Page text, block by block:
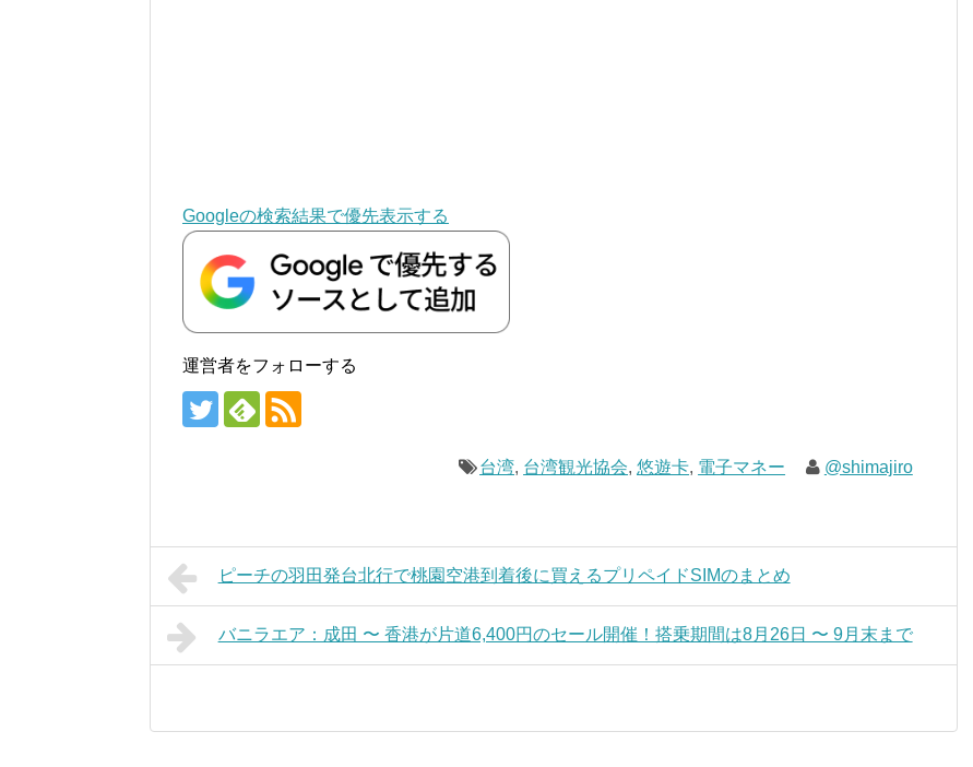
Googleの検索結果で優先表示する
運営者をフォローする
台湾, 台湾観光協会,悠遊卡, 電子マネー @shimajiro
ピーチの羽田発台北行で桃園空港到着後に買えるプリペイドSIMのまとめ
バニラエア：成田 〜 香港が片道6,400円のセール開催！搭乗期間は8月26日 〜 9月末まで